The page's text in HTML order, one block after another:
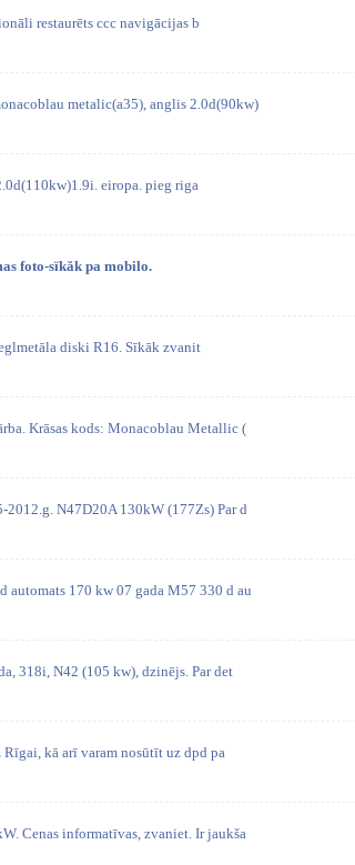
restaurēts ccc navigācijas b
metalic(a35), anglis 2.0d(90kw)
eiropa. pieg riga
foto-sïkăk pa mobilo.
diski R16. Sīkāk zvanit
Krāsas kods: Monacoblau Metallic (
2012.g. N47D20A 130kW (177Zs) Par d
automats 170 kw 07 gada M57 330 d au
318i, N42 (105 kw), dzinējs. Par det
kā arī varam nosūtīt uz dpd pa
Cenas informatīvas, zvaniet. Ir jaukša